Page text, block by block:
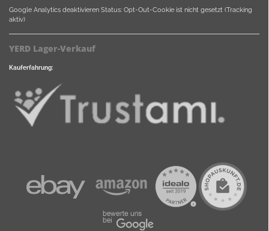
Google Analytics deaktivieren Status: Opt-Out-Cookie ist nicht gesetzt (Tracking
aktiv)
YERD Lager-Verkauf
Kauferfahrung: